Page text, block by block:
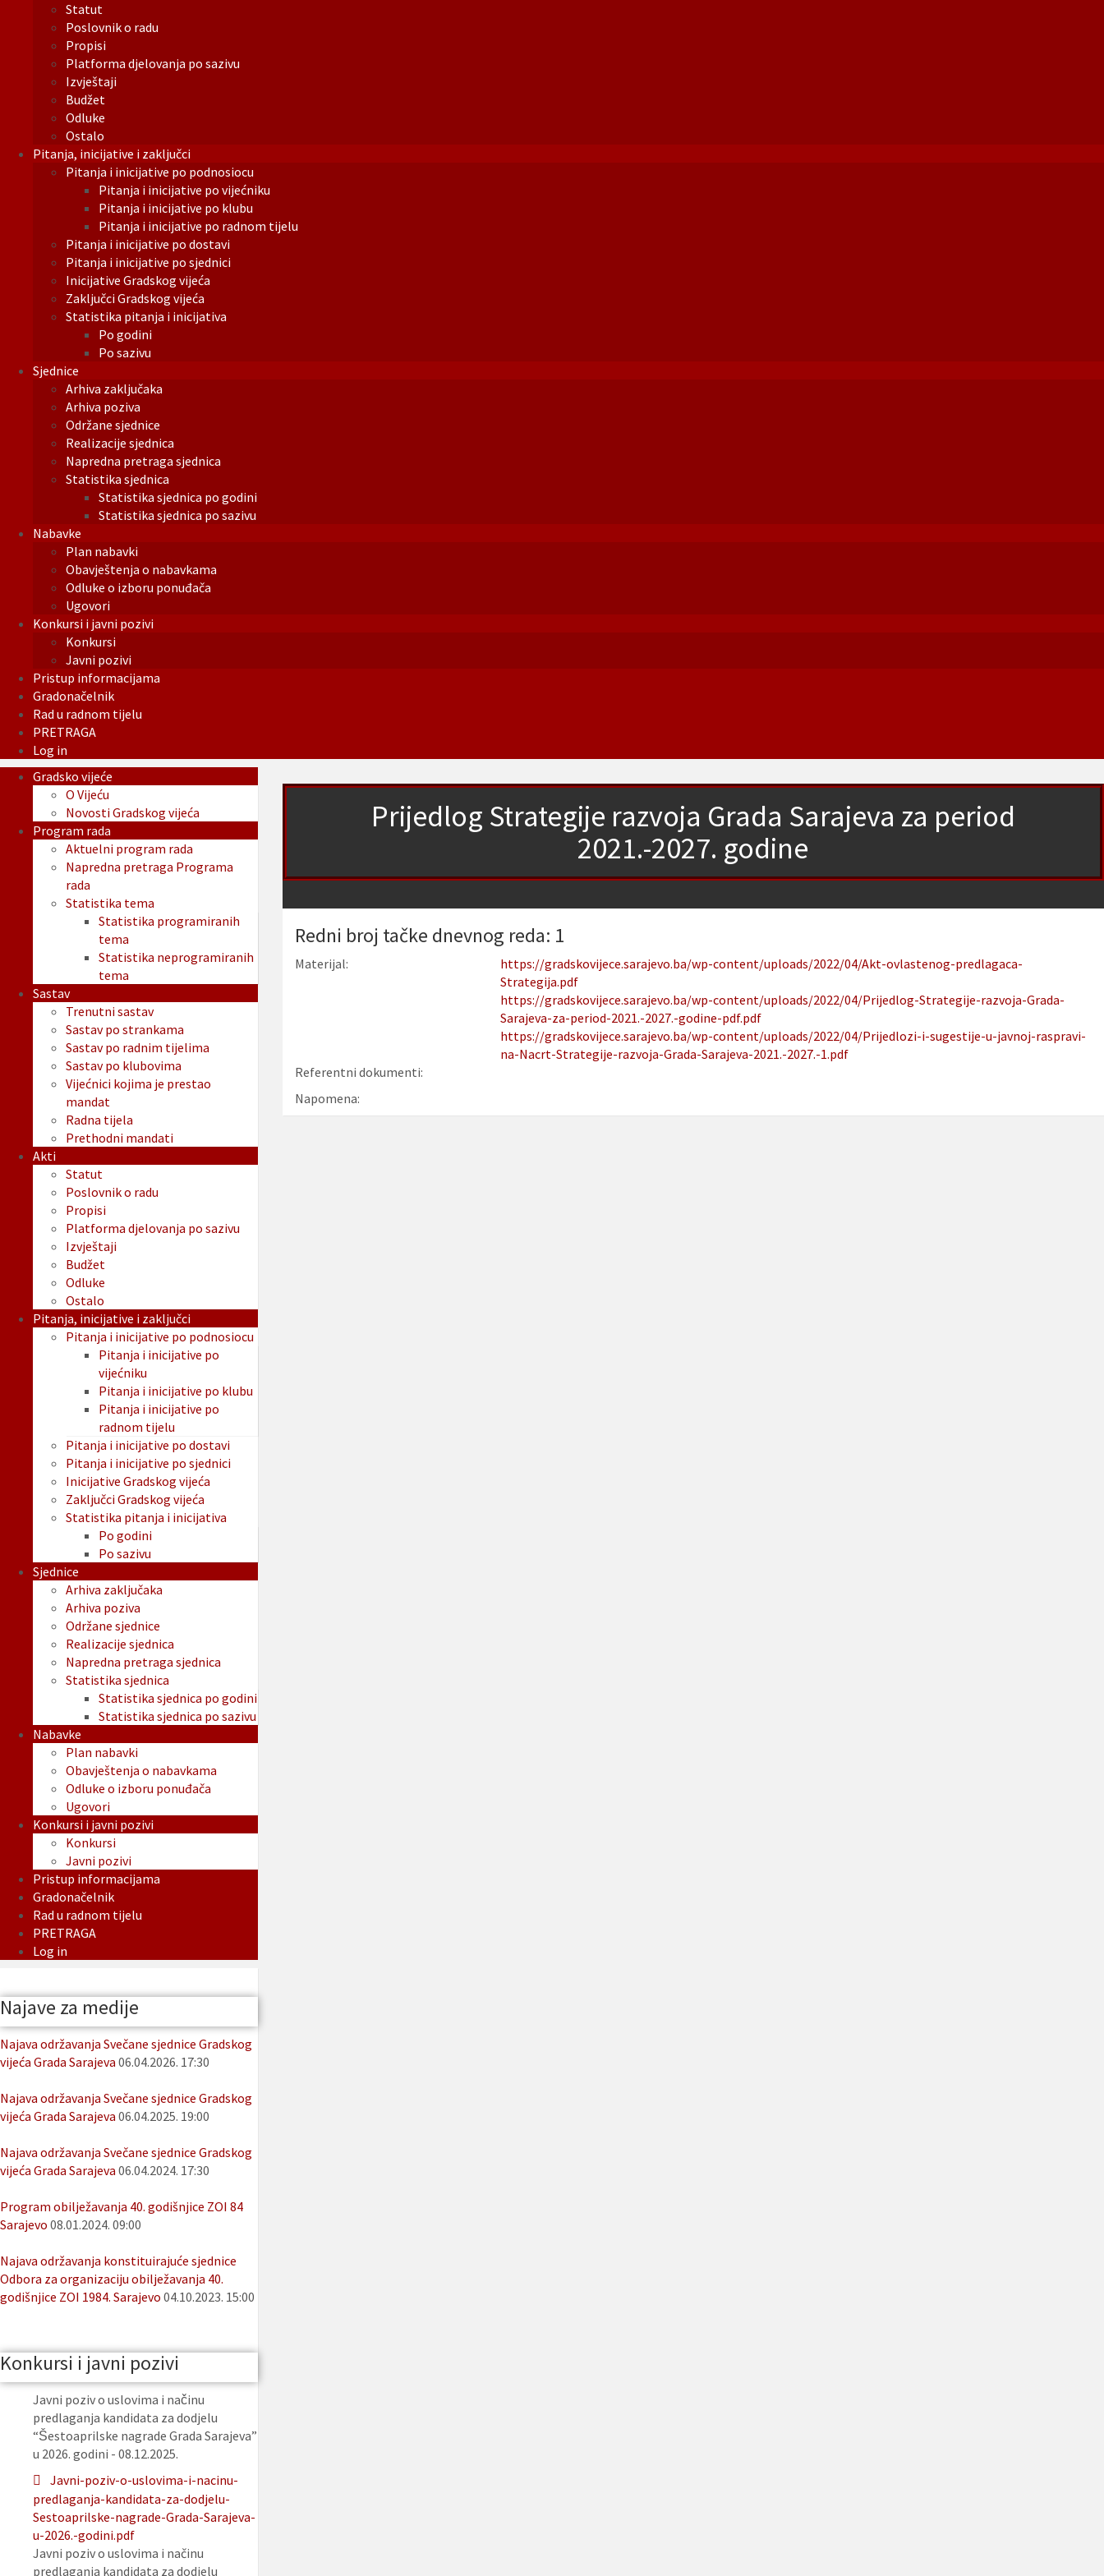
Statut
Poslovnik o radu
Propisi
Platforma djelovanja po sazivu
Izvještaji
Budžet
Odluke
Ostalo
Pitanja, inicijative i zaključci
Pitanja i inicijative po podnosiocu
Pitanja i inicijative po vijećniku
Pitanja i inicijative po klubu
Pitanja i inicijative po radnom tijelu
Pitanja i inicijative po dostavi
Pitanja i inicijative po sjednici
Inicijative Gradskog vijeća
Zaključci Gradskog vijeća
Statistika pitanja i inicijativa
Po godini
Po sazivu
Sjednice
Arhiva zaključaka
Arhiva poziva
Održane sjednice
Realizacije sjednica
Napredna pretraga sjednica
Statistika sjednica
Statistika sjednica po godini
Statistika sjednica po sazivu
Nabavke
Plan nabavki
Obavještenja o nabavkama
Odluke o izboru ponuđača
Ugovori
Konkursi i javni pozivi
Konkursi
Javni pozivi
Pristup informacijama
Gradonačelnik
Rad u radnom tijelu
PRETRAGA
Log in
Prijedlog Strategije razvoja Grada Sarajeva za period
2021.-2027. godine
Redni broj tačke dnevnog reda: 1
Materijal:
https://gradskovijece.sarajevo.ba/wp-content/uploads/2022/04/Akt-ovlastenog-predlagaca-
Strategija.pdf
https://gradskovijece.sarajevo.ba/wp-content/uploads/2022/04/Prijedlog-Strategije-razvoja-Grada-
Sarajeva-za-period-2021.-2027.-godine-pdf.pdf
https://gradskovijece.sarajevo.ba/wp-content/uploads/2022/04/Prijedlozi-i-sugestije-u-javnoj-raspravi-
na-Nacrt-Strategije-razvoja-Grada-Sarajeva-2021.-2027.-1.pdf
Referentni dokumenti:
Napomena:
Gradsko vijeće
O Vijeću
Novosti Gradskog vijeća
Program rada
Aktuelni program rada
Napredna pretraga Programa
rada
Statistika tema
Statistika programiranih
tema
Statistika neprogramiranih
tema
Sastav
Trenutni sastav
Sastav po strankama
Sastav po radnim tijelima
Sastav po klubovima
Vijećnici kojima je prestao
mandat
Radna tijela
Prethodni mandati
Akti
Statut
Poslovnik o radu
Propisi
Platforma djelovanja po sazivu
Izvještaji
Budžet
Odluke
Ostalo
Pitanja, inicijative i zaključci
Pitanja i inicijative po podnosiocu
Pitanja i inicijative po
vijećniku
Pitanja i inicijative po klubu
Pitanja i inicijative po
radnom tijelu
Pitanja i inicijative po dostavi
Pitanja i inicijative po sjednici
Inicijative Gradskog vijeća
Zaključci Gradskog vijeća
Statistika pitanja i inicijativa
Po godini
Po sazivu
Sjednice
Arhiva zaključaka
Arhiva poziva
Održane sjednice
Realizacije sjednica
Napredna pretraga sjednica
Statistika sjednica
Statistika sjednica po godini
Statistika sjednica po sazivu
Nabavke
Plan nabavki
Obavještenja o nabavkama
Odluke o izboru ponuđača
Ugovori
Konkursi i javni pozivi
Konkursi
Javni pozivi
Pristup informacijama
Gradonačelnik
Rad u radnom tijelu
PRETRAGA
Log in
Najave za medije
Najava održavanja Svečane sjednice Gradskog
vijeća Grada Sarajeva 06.04.2026. 17:30
Najava održavanja Svečane sjednice Gradskog
vijeća Grada Sarajeva 06.04.2025. 19:00
Najava održavanja Svečane sjednice Gradskog
vijeća Grada Sarajeva 06.04.2024. 17:30
Program obilježavanja 40. godišnjice ZOI 84
Sarajevo 08.01.2024. 09:00
Najava održavanja konstituirajuće sjednice
Odbora za organizaciju obilježavanja 40.
godišnjice ZOI 1984. Sarajevo 04.10.2023. 15:00
Konkursi i javni pozivi
Javni poziv o uslovima i načinu
predlaganja kandidata za dodjelu
“Šestoaprilske nagrade Grada Sarajeva”
u 2026. godini - 08.12.2025.
Javni-poziv-o-uslovima-i-nacinu-
predlaganja-kandidata-za-dodjelu-
Sestoaprilske-nagrade-Grada-Sarajeva-
u-2026.-godini.pdf
Javni poziv o uslovima i načinu
predlaganja kandidata za dodjelu